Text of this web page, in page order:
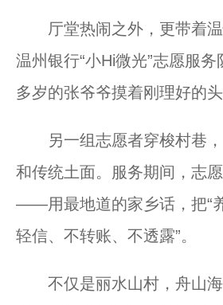
厅堂热闹之外，更带着温
温州银行“小Hi微光”志愿服
多岁的张爷爷摸着刚理好的
另一组志愿者穿梭村巷，
和传统土面。服务期间，志
——用最地道的家乡话，把“
轻信、不转账、不透露”。
不仅是丽水山村，舟山海